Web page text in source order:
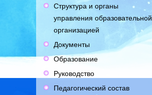
Структура и органы
управления образовательной
организацией
Документы
Образование
Руководство
Педагогический состав